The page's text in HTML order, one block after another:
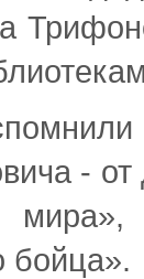
- от
бойца».